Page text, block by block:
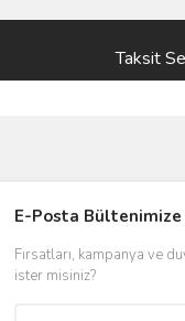
Taksit
E-Posta Bültenimize
Fırsatları, kampanya ve
ister misiniz?